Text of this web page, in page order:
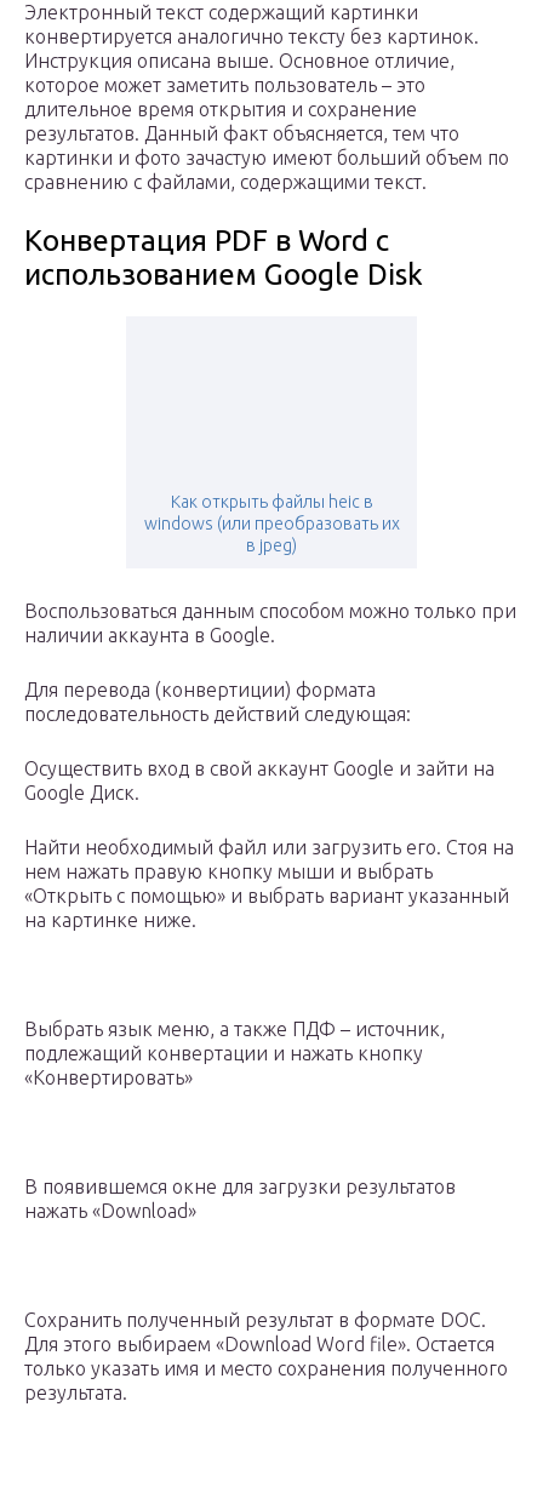
Электронный текст содержащий картинки
конвертируется аналогично тексту без картинок.
Инструкция описана выше. Основное отличие,
которое может заметить пользователь – это
длительное время открытия и сохранение
результатов. Данный факт объясняется, тем что
картинки и фото зачастую имеют больший объем по
сравнению с файлами, содержащими текст.
Конвертация PDF в Word с
использованием Google Disk
Как открыть файлы heic в
windows (или преобразовать их
в jpeg)
Воспользоваться данным способом можно только при
наличии аккаунта в Google.
Для перевода (конвертиции) формата
последовательность действий следующая:
Осуществить вход в свой аккаунт Google и зайти на
Google Диск.
Найти необходимый файл или загрузить его. Стоя на
нем нажать правую кнопку мыши и выбрать
«Открыть с помощью» и выбрать вариант указанный
на картинке ниже.
Выбрать язык меню, а также ПДФ – источник,
подлежащий конвертации и нажать кнопку
«Конвертировать»
В появившемся окне для загрузки результатов
нажать «Download»
Сохранить полученный результат в формате DOC.
Для этого выбираем «Download Word file». Остается
только указать имя и место сохранения полученного
результата.